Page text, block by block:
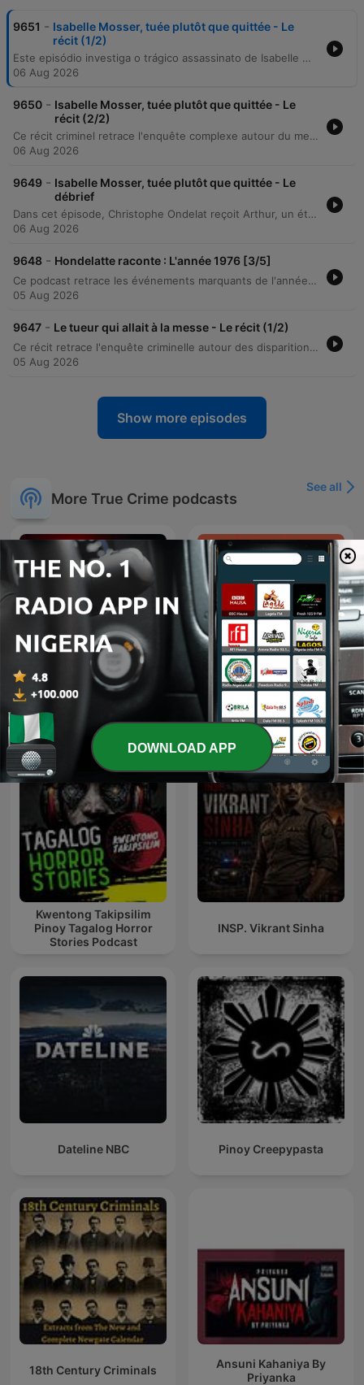
9651 - Isabelle Mosser, tuée plutôt que quittée - Le
récit (1/2)
Este episódio investiga o trágico assassinato de Isabelle Mosser, ocorrido em setembro de 2013, na região de Mulhouse. O caso envolve a descoberta do corpo da vítima com múltiplas perfurações de faca em sua própria residência, após ela não comparecer para buscar seus filhos na escola. A narrativa explora as circunstâncias do crime, o cenário de uma vida vivida em semi-comunidade com familiares e as inconsistências em torno de um suposto assalto que teria ocorrido no local. A investigação detalha a análise da perícia médica sobre a hora da morte, os depoimentos de familiares como sua irmã Karine e o marido Eric, além das contradições encontradas pelos gendarmes entre a narrativa de um roubo e a ausência de sinais de arrombamento na residência.
06 Aug 2026
9650 - Isabelle Mosser, tuée plutôt que quittée - Le
récit (2/2)
Ce récit criminel retrace l'enquête complexe autour du meurtre d'Isabelle Mosser. Après des investigations infructueuses impliquant une piste de cambriolage, un corbeau anonyme et une expertise en écriture sans résultat, les gendarmes se concentrent sur le mari, Éric Mosser. L'enquête révèle un emploi du temps lacunaire le jour du crime, une vie sentimentale tumultueuse marquée par de multiples maîtresses et la découverte d'une arme cachée chez une amante. Malgré une défense acharnée menée par l'avocat Éric Dupond-Moretti, les deux procès en cour d'assises aboutissent à une condamnation de vingt années de réclusion criminelle pour l'accusé.
06 Aug 2026
9649 - Isabelle Mosser, tuée plutôt que quittée - Le
débrief
Dans cet épisode, Christophe Ondelat reçoit Arthur, un étudiant strasbourgeois, pour débriefer l'affaire criminelle du meurtre d'Isabelle Mosser survenu en 2013 à Ilfurth. L'échange explore la fascination pour le crime et les enjeux de la justice pénale, notamment la notion de doute et le risque d'erreur judiciaire. À travers le projet professionnel d'Arthur, qui aspire à intégrer le PSIG de la gendarmerie, la discussion aborde la réalité du terrain, la confrontation à la mort et la distinction entre les unités d'intervention et les unités d'enquête.
06 Aug 2026
9648 - Hondelatte raconte : L'année 1976 [3/5]
Ce podcast retrace les événements marquants de l'année 1976 en France, marquée par la crise énergétique et la canicule extrême. L'épisode explore le retour de l'heure d'été, le lancement de l'opération Bison Futé, ainsi que les conséquences climatiques sur l'agriculture, les transports et les habitudes quotidiennes. Le récit voyage également jusqu'aux Jeux Olympiques de Montréal 1976, abordant le boycott politique des nations africaines et la gloire sportive de Guy Druth et de la gymnaste Nadia Comaneci.
05 Aug 2026
9647 - Le tueur qui allait à la messe - Le récit (1/2)
Ce récit retrace l'enquête criminelle autour des disparitions de Marilène Rousset en 1996 et d'Elisabeth Griffin en 1997 en Normandie. Initialement classées comme des fugues, ces disparitions s'avèrent liées à un prédateur agissant au sein du cercle familial et professionnel. L'enquête révèle le profil de Jean-Yves Morel, un homme dont la façade de père de famille cachait une activité de voyeurisme et de meurtres en série. L'épisode détaille les indices cruciaux, notamment l'analyse des trajets kilométriques et la découverte de contenus filmés à l'insu des victimes. Le récit explore comment la persévérance d'une gendarme a permis de relier deux dossiers distincts pour mettre en lumière un tueur qui aurait pu continuer sa série sans être intercepté.
05 Aug 2026
Show more episodes
More True Crime podcasts
See all
True Crime Documentary Verbrechen
Kwentong Takipsilim
Pinoy Tagalog Horror
Stories Podcast
INSP. Vikrant Sinha
Dateline NBC Pinoy Creepypasta
18th Century Criminals
Ansuni Kahaniya By
Priyanka
DOWNLOAD APP